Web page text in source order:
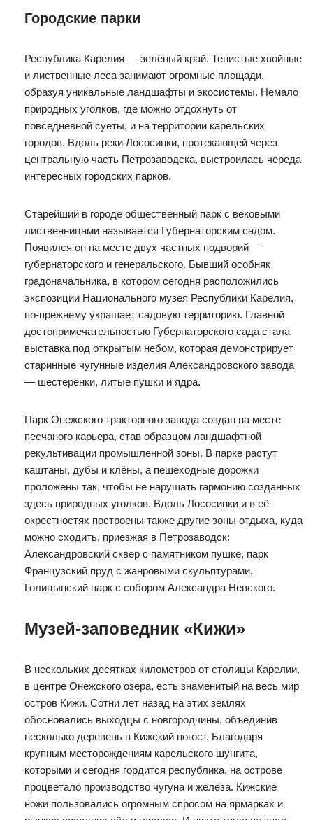
Городские парки
Республика Карелия — зелёный край. Тенистые хвойные
и лиственные леса занимают огромные площади,
образуя уникальные ландшафты и экосистемы. Немало
природных уголков, где можно отдохнуть от
повседневной суеты, и на территории карельских
городов. Вдоль реки Лососинки, протекающей через
центральную часть Петрозаводска, выстроилась череда
интересных городских парков.
Старейший в городе общественный парк с вековыми
лиственницами называется Губернаторским садом.
Появился он на месте двух частных подворий —
губернаторского и генеральского. Бывший особняк
градоначальника, в котором сегодня расположились
экспозиции Национального музея Республики Карелия,
по-прежнему украшает садовую территорию. Главной
достопримечательностью Губернаторского сада стала
выставка под открытым небом, которая демонстрирует
старинные чугунные изделия Александровского завода
— шестерёнки, литые пушки и ядра.
Парк Онежского тракторного завода создан на месте
песчаного карьера, став образцом ландшафтной
рекультивации промышленной зоны. В парке растут
каштаны, дубы и клёны, а пешеходные дорожки
проложены так, чтобы не нарушать гармонию созданных
здесь природных уголков. Вдоль Лососинки и в её
окрестностях построены также другие зоны отдыха, куда
можно сходить, приезжая в Петрозаводск:
Александровский сквер с памятником пушке, парк
Французский пруд с жанровыми скульптурами,
Голицынский парк с собором Александра Невского.
Музей-заповедник «Кижи»
В нескольких десятках километров от столицы Карелии,
в центре Онежского озера, есть знаменитый на весь мир
остров Кижи. Сотни лет назад на этих землях
обосновались выходцы с новгородчины, объединив
несколько деревень в Кижский погост. Благодаря
крупным месторождениям карельского шунгита,
которыми и сегодня гордится республика, на острове
процветало производство чугуна и железа. Кижские
ножи пользовались огромным спросом на ярмарках и